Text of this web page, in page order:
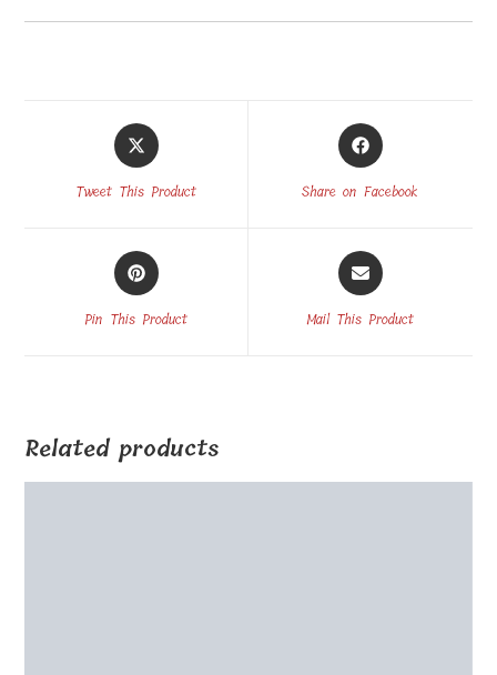
Opens
in
a
new
Tweet This Product
Opens
in
new
Share on Facebook
Opens
in
a
new
Pin This Product
Opens
in
a
new
Mail This Product
Related products